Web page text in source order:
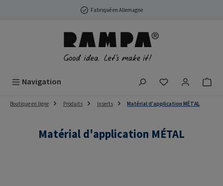
Passer au contenu principalFabriqué en Allemagne
Navigation Vous avez 0
Boutique en ligne Produits Inserts Matérial d'application MÉTAL
Matérial d'application MÉTAL